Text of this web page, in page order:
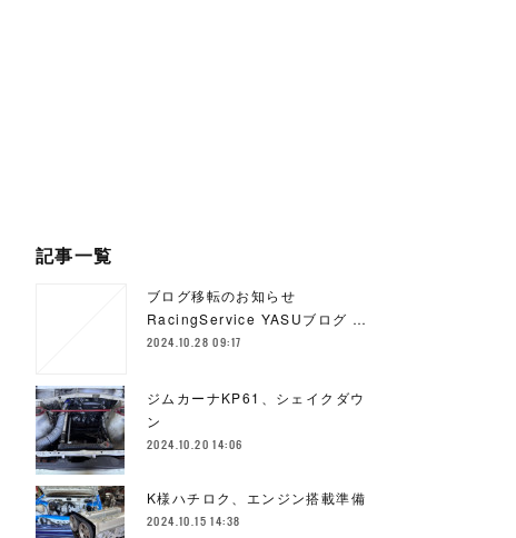
記事一覧
ブログ移転のお知らせ
RacingService YASUブログ …
2024.10.28 09:17
ジムカーナKP61、シェイクダウ
ン
2024.10.20 14:06
K様ハチロク、エンジン搭載準備
2024.10.15 14:38